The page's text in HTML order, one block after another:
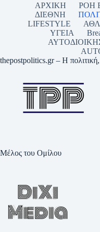
ΑΡΧΙΚΗ ΡΟΗ
ΔΙΕΘΝΗ
LIFESTYLE
ΥΓΕΙΑ
thepostpolitics.gr – Η
Μέλος του Ομίλου